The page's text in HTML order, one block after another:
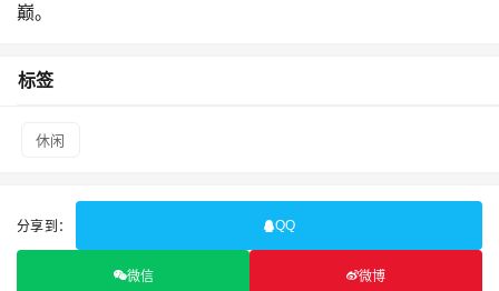
巅。
标签
休闲
分享到： QQ
微信 微博